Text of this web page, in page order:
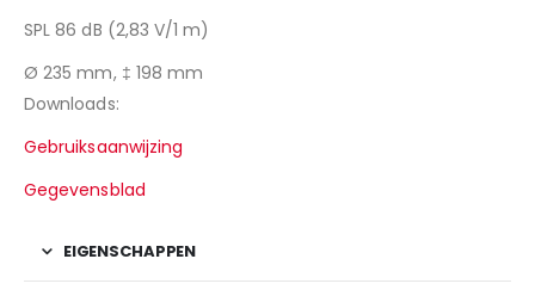
SPL 86 dB (2,83 V/1 m)
Ø 235 mm, ‡ 198 mm
Downloads:
Gebruiksaanwijzing
Gegevensblad
EIGENSCHAPPEN